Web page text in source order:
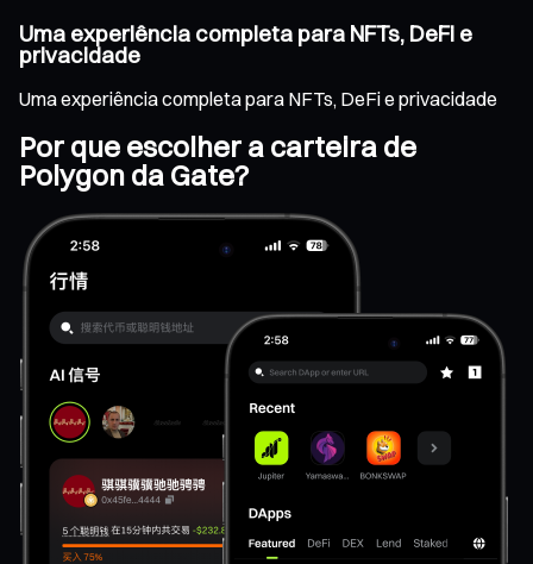
Uma experiência completa para NFTs, DeFi e
privacidade
Uma experiência completa para NFTs, DeFi e privacidade
Por que escolher a carteira de
Polygon da Gate?